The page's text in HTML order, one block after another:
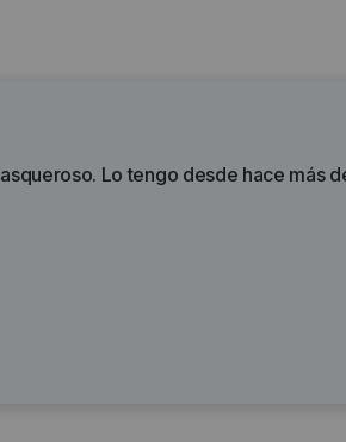
Lo tengo desde hace más